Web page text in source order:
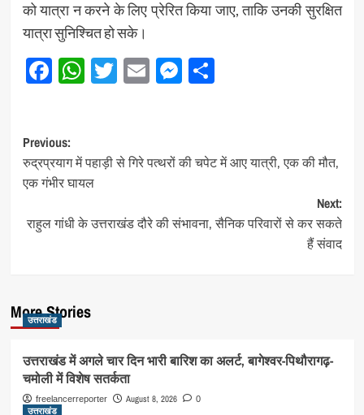
को यात्रा न करने के लिए प्रेरित किया जाए, ताकि उनकी सुरक्षित
यात्रा सुनिश्चित हो सके।
Facebook
WhatsApp
Twitter
EmailMessenger
Share
Post
navigation
Previous:
रुद्रप्रयाग में पहाड़ी से गिरे पत्थरों की चपेट में आए यात्री, एक की मौत,
एक गंभीर घायल
Next:
राहुल गांधी के उत्तराखंड दौरे की संभावना, सैनिक परिवारों से कर सकते
हैं संवाद
More Stories
उत्तराखंड
उत्तराखंड में अगले चार दिन भारी बारिश का अलर्ट, बागेश्वर-पिथौरागढ़-
चमोली में विशेष सतर्कता
freelancerreporter August 8, 2026 0
उत्तराखंड